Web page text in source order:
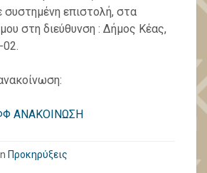
συστημένη επιστολή, στα
στη διεύθυνση : Δήμος Κέας,
02.
ΑΝΑΚΟΙΝΩΣΗ
Προκηρύξεις